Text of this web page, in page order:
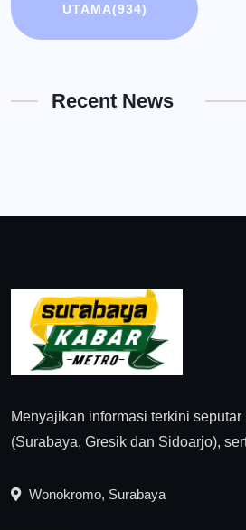
UTAMA(934)
Recent News
Menyajikan informasi terkini
(Surabaya, Gresik dan Sidoarjo),
Wonokromo, Surabaya